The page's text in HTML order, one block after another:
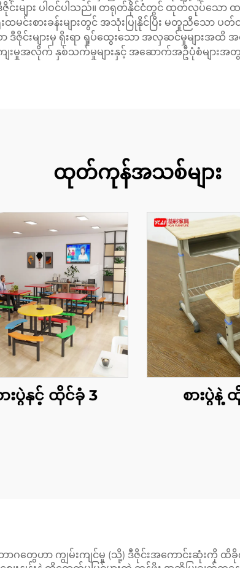
ား ပါဝင်ပါသည်။ တရုတ်နိုင်ငံတွင် ထုတ်လုပ်သော ထမင်း
းထမင်းစားခန်းများတွင် အသုံးပြုနိုင်ပြီး မတူညီသော
းများမှ ရိုးရာ ရှုပ်ထွေးသော အလှဆင်မှုများအထိ အတွ
ေးမှုအလိုက် နှစ်သက်မှုများနှင့် အဆောက်အဦပုံစံများ
ထုတ်ကုန်အသစ်များ
ားပွဲနှင့် ထိုင်ခုံ 3 စားပွဲနဲ့
တွေဟာ ကျွမ်းကျင်မှု (သို့) ဒီဇိုင်းအကောင်းဆုံးကို ထိ